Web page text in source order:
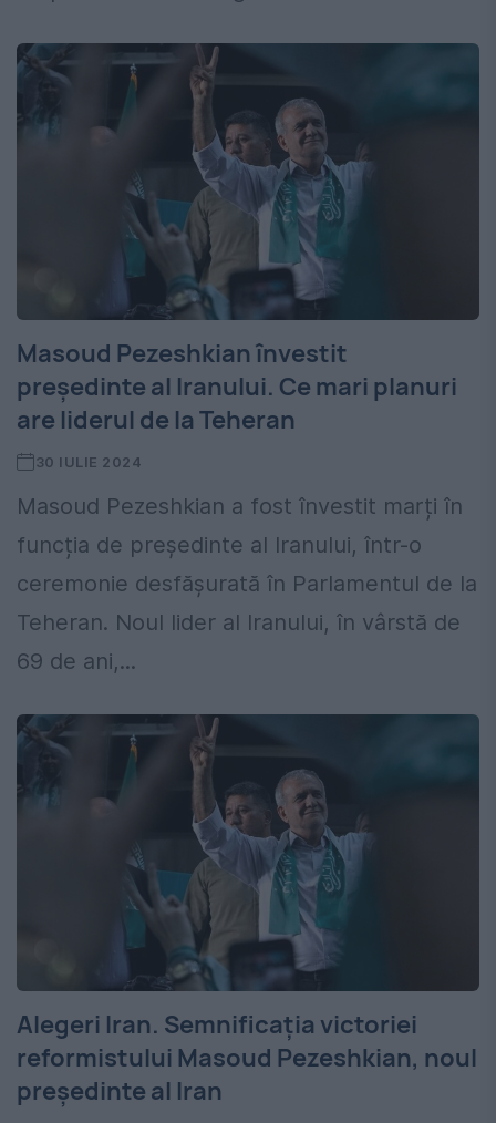
Masoud Pezeshkian învestit
președinte al Iranului. Ce mari planuri
are liderul de la Teheran
30 IULIE 2024
Masoud Pezeshkian a fost învestit marți în
funcția de președinte al Iranului, într-o
ceremonie desfășurată în Parlamentul de la
Teheran. Noul lider al Iranului, în vârstă de
69 de ani,...
Alegeri Iran. Semnificația victoriei
reformistului Masoud Pezeshkian, noul
președinte al Iran